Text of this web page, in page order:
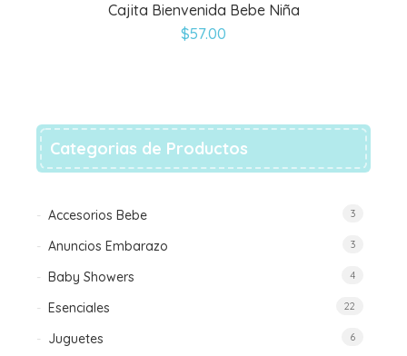
Cajita Bienvenida Bebe Niña
$57.00
Categorias de Productos
Accesorios Bebe 3
Anuncios Embarazo 3
Baby Showers 4
Esenciales 22
Juguetes 6